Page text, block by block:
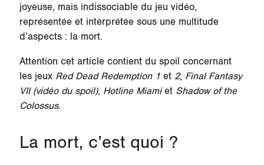
joyeuse, mais indissociable du jeu vidéo,
représentée et interprétée sous une multitude
d’aspects : la mort.
Attention cet article contient du spoil concernant
les jeuxRed Dead Redemption 1et 2, Final Fantasy
VII (vidéo du spoil), Hotline Miamiet Shadow of the
Colossus.
La mort, c’est quoi ?